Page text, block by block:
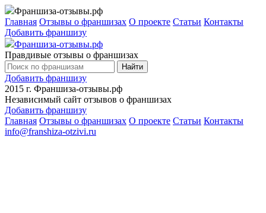
Франшиза-отзывы.рф
Главная Отзывы о франшизах О проекте Статьи Контакты
Добавить франшизу
Франшиза-отзывы.рф
Правдивые отзывы о франшизах
Найти
Добавить франшизу
2015 г. Франшиза-отзывы.рф
Независимый сайт отзывов о франшизах
Добавить франшизу
Главная Отзывы о франшизах О проекте Статьи Контакты
info@franshiza-otzivi.ru